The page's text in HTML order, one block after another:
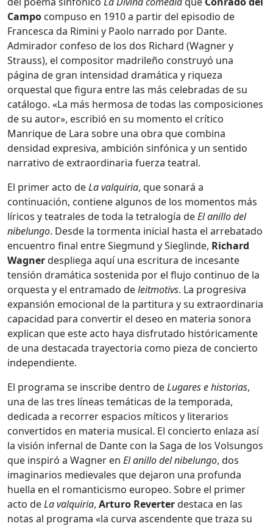
Campo compuso en 1910 a partir del episodio de
Francesca da Rimini y Paolo narrado por Dante.
Admirador confeso de los dos Richard (Wagner y
Strauss), el compositor madrileño construyó una
página de gran intensidad dramática y riqueza
orquestal que figura entre las más celebradas de su
catálogo. «La más hermosa de todas las composiciones
de su autor», escribió en su momento el crítico
Manrique de Lara sobre una obra que combina
densidad expresiva, ambición sinfónica y un sentido
narrativo de extraordinaria fuerza teatral.
El primer acto deLa valquiria, que sonará a
continuación, contiene algunos de los momentos más
líricos y teatrales de toda la tetralogía deEl anillo del
nibelungo. Desde la tormenta inicial hasta el arrebatado
encuentro final entre Siegmund y Sieglinde, Richard
Wagnerdespliega aquí una escritura de incesante
tensión dramática sostenida por el flujo continuo de la
orquesta y el entramado deleitmotivs. La progresiva
expansión emocional de la partitura y su extraordinaria
capacidad para convertir el deseo en materia sonora
explican que este acto haya disfrutado históricamente
de una destacada trayectoria como pieza de concierto
independiente.
El programa se inscribe dentro deLugares e historias,
una de las tres líneas temáticas de la temporada,
dedicada a recorrer espacios míticos y literarios
convertidos en materia musical. El concierto enlaza así
la visión infernal de Dante con la Saga de los Volsungos
que inspiró a Wagner en El anillo del nibelungo, dos
imaginarios medievales que dejaron una profunda
huella en el romanticismo europeo. Sobre el primer
acto deLa valquiria, Arturo Reverterdestaca en las
notas al programa «la curva ascendente que traza su